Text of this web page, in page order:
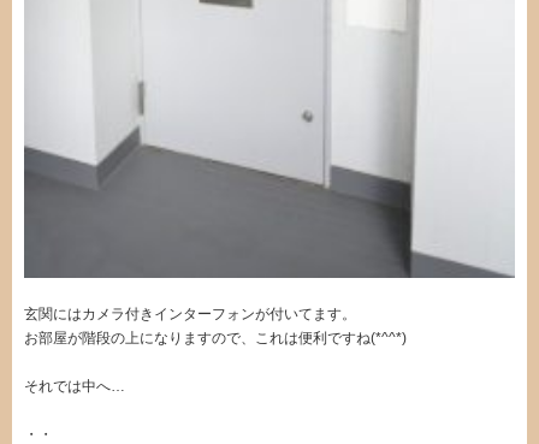
玄関にはカメラ付きインターフォンが付いてます。
お部屋が階段の上になりますので、これは便利ですね(*^^*)
それでは中へ…
・・